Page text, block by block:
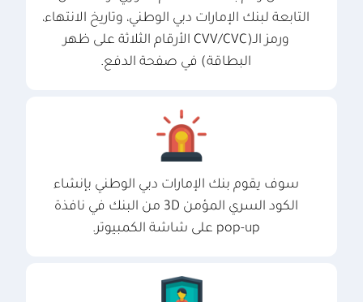
التابعة لبنك الإمارات دبي الوطني، وتاريخ الانتهاء،
ورمز الـ(CVV/CVC الأرقام الثلاثة على ظهر
البطاقة) في صفحة الدفع.
سوف يقوم بنك الإمارات دبي الوطني بإنشاء
الكود السري المؤمن 3D من البنك في نافذة
pop-up على شاشة الكمبيوتر.